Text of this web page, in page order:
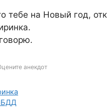
тебе на Новый год,
анекдот